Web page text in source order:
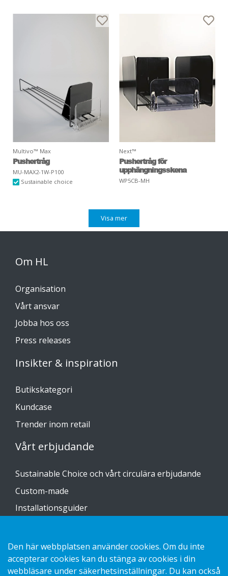
Multivo™ Max
Pushertråg
MU-MAX2-1W-P100
Sustainable choice
Next™
Pushertråg för
upphängningsskena
WP5CB-MH
Visa mer
Om HL
Organisation
Vårt ansvar
Jobba hos oss
Press releases
Insikter & inspiration
Butikskategori
Kundcase
Trender inom retail
Vårt erbjudande
Sustainable Choice och vårt circulära erbjudande
Custom-made
Installationsguider
Kontakta oss
Den här webbplatsen använder cookies. Om du inte
accepterar cookies kan du stänga av cookies i din
webbläsare under säkerhetsinställningar. Du kan också